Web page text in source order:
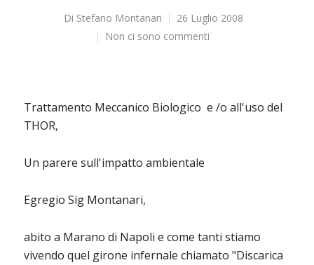
Di Stefano Montanari
26 Luglio 2008
Non ci sono commenti
Trattamento Meccanico Biologico e /o all'uso del
THOR,
Un parere sull'impatto ambientale
Egregio Sig Montanari,
abito a Marano di Napoli e come tanti stiamo
vivendo quel girone infernale chiamato "Discarica